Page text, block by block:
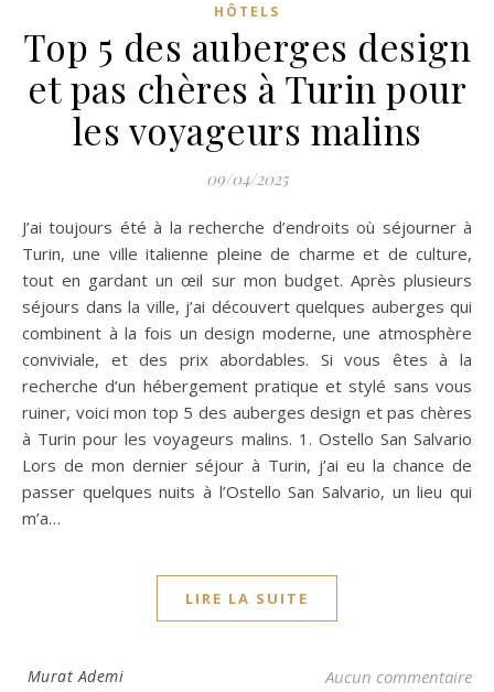
HÔTELS
Top 5 des auberges design
et pas chères à Turin pour
les voyageurs malins
09/04/2025
J’ai toujours été à la recherche d’endroits où séjourner à
Turin, une ville italienne pleine de charme et de culture,
tout en gardant un œil sur mon budget. Après plusieurs
séjours dans la ville, j’ai découvert quelques auberges qui
combinent à la fois un design moderne, une atmosphère
conviviale, et des prix abordables. Si vous êtes à la
recherche d’un hébergement pratique et stylé sans vous
ruiner, voici mon top 5 des auberges design et pas chères
à Turin pour les voyageurs malins. 1. Ostello San Salvario
Lors de mon dernier séjour à Turin, j’ai eu la chance de
passer quelques nuits à l’Ostello San Salvario, un lieu qui
m’a…
LIRE LA SUITE
Murat Ademi Aucun commentaire